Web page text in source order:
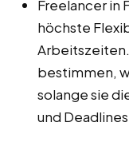
Freelancer in
höchste
bestimmen,
solange sie
und